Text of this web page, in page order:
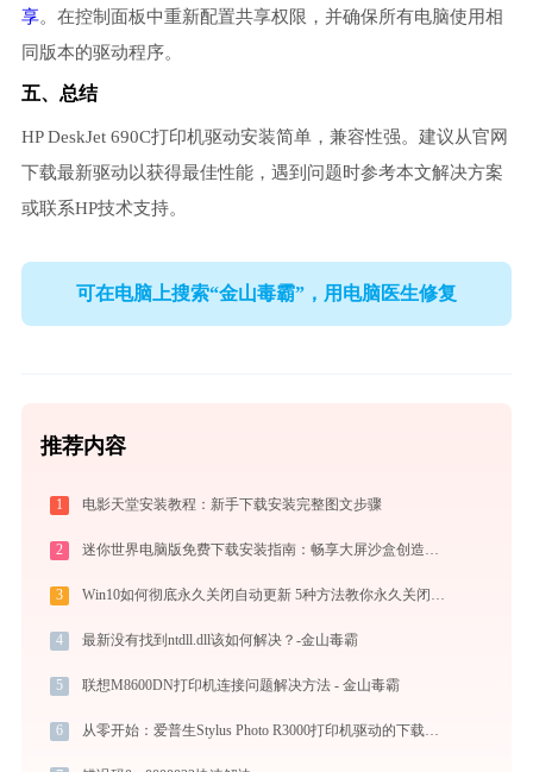
享。在控制面板中重新配置共享权限，并确保所有电脑使用相
同版本的驱动程序。
五、总结
HP DeskJet 690C打印机驱动安装简单，兼容性强。建议从官网
下载最新驱动以获得最佳性能，遇到问题时参考本文解决方案
或联系HP技术支持。
可在电脑上搜索“金山毒霸”，用电脑医生修复
推荐内容
1 电影天堂安装教程：新手下载安装完整图文步骤
2 迷你世界电脑版免费下载安装指南：畅享大屏沙盒创造与联机乐趣
3 Win10如何彻底永久关闭自动更新 5种方法教你永久关闭win10自动更新
4 最新没有找到ntdll.dll该如何解决？-金山毒霸
5 联想M8600DN打印机连接问题解决方法 - 金山毒霸
6 从零开始：爱普生Stylus Photo R3000打印机驱动的下载及安装流程